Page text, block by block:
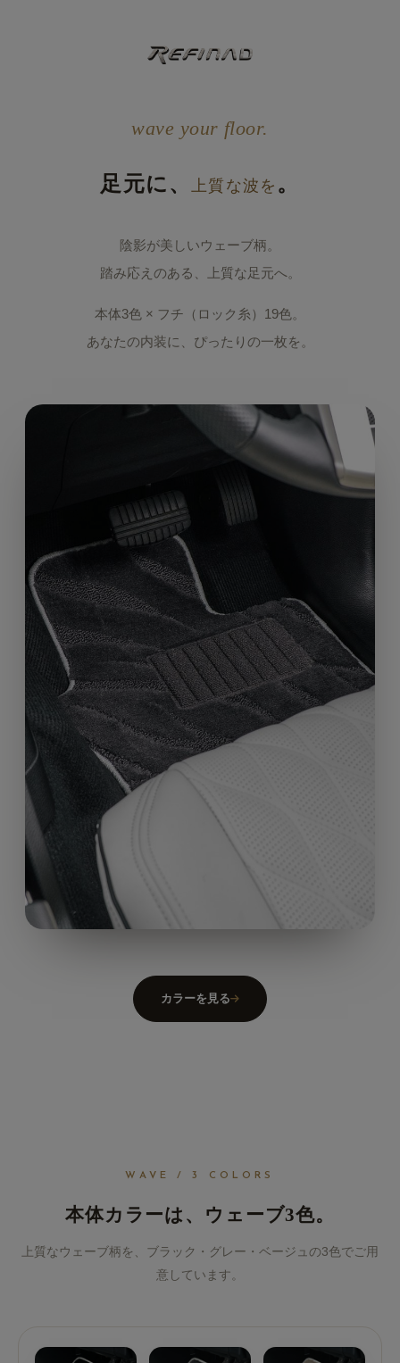
wave your floor.
足元に、 上質な波を 。
陰影が美しいウェーブ柄。
踏み応えのある、上質な足元へ。
本体3色 × フチ（ロック糸）19色。
あなたの内装に、ぴったりの一枚を。
カラーを見る
WAVE / 3 COLORS
本体カラーは、ウェーブ3色。
上質なウェーブ柄を、ブラック・グレー・ベージュの3色でご用
意しています。